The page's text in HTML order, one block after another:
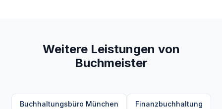
Weitere Leistungen von
Buchmeister
Buchhaltungsbüro München Finanzbuchhaltung